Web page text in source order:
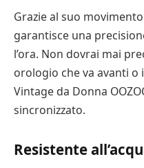
Grazie al suo
garantisce una
l’ora. Non dovrai mai
orologio che va avanti o
Vintage da Donna
sincronizzato.
Resistente